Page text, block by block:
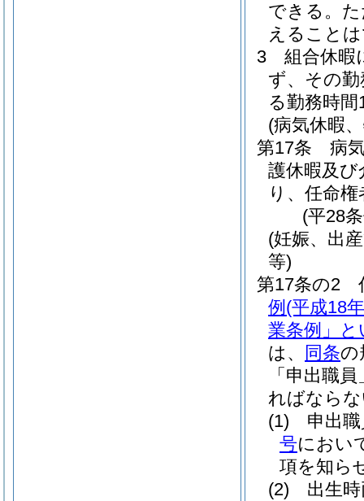
できる。
えること
3
組合休暇
ず、その
る勤務時
(病気休暇
第17条
病
護休暇及
り、任命
(平28
(妊娠、出
等)
第17条の2
例 (平成18
業条例」と
は、
同条の
「申出職
ればなら
(1)
申出
号におい
項を知ら
(2)
出生